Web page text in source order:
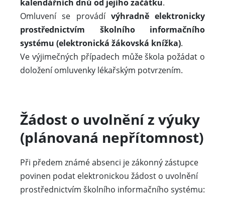
kalendářních dnů od jejího začátku.
Omluvení se provádí výhradně elektronicky
prostřednictvím školního informačního
systému (elektronická žákovská knížka).
Ve výjimečných případech může škola požádat o
doložení omluvenky lékařským potvrzením.
Žádost o uvolnění z výuky
(plánovaná nepřítomnost)
Při předem známé absenci je zákonný zástupce
povinen podat elektronickou žádost o uvolnění
prostřednictvím školního informačního systému: